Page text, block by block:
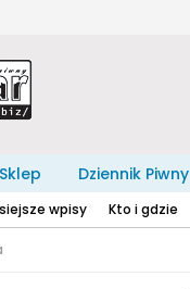
Sklep Dziennik Piwny
wpisy Kto i gdzie